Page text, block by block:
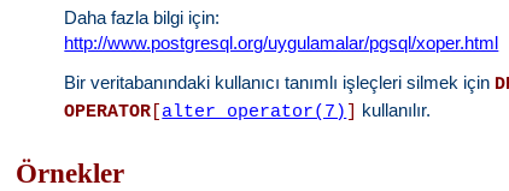
Daha fazla bilgi için:
http://www.postgresql.org/uygulamalar/pgsql/xoper.html
Bir veritabanındaki kullanıcı tanımlı işleçleri silmek için
OPERATOR alter_operator(7) kullanılır.
Örnekler